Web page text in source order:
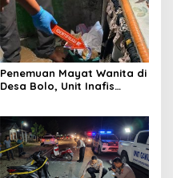
Penemuan Mayat Wanita di
Desa Bolo, Unit Inafis